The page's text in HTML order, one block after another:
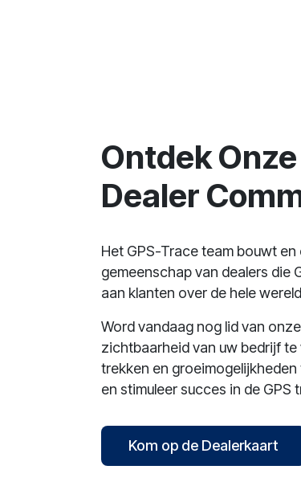
Ontdek
Dealer
Het GPS-Trace team bouwt
gemeenschap van dealers die
aan klanten over de hele
Word vandaag nog lid van
zichtbaarheid van uw bedrijf
trekken en
en stimuleer succes in de GPS
Kom op de Dealerkaart